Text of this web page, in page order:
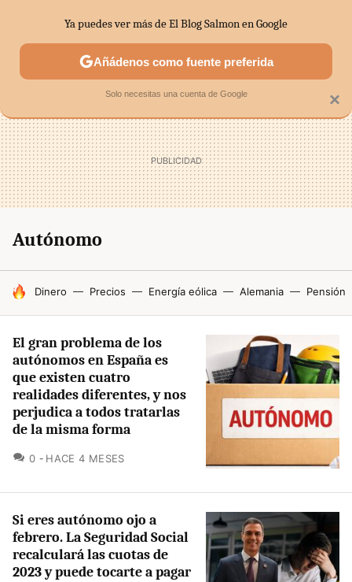
SECTORES ECONOMÍA DOMÉSTICA MERCADOS
Autónomo
HOY SE HABLA DE
Dinero Precios Energía eólica Alemania Pensión
El gran problema de los
autónomos en España es
que existen cuatro
realidades diferentes, y nos
perjudica a todos tratarlas
de la misma forma
0 COMENTARIOS
HACE 4 MESES
Si eres autónomo ojo a
febrero. La Seguridad Social
recalculará las cuotas de
2023 y puede tocarte a pagar
×
Ya puedes ver más de El Blog Salmon en Google
Añádenos como fuente preferida
Solo necesitas una cuenta de Google